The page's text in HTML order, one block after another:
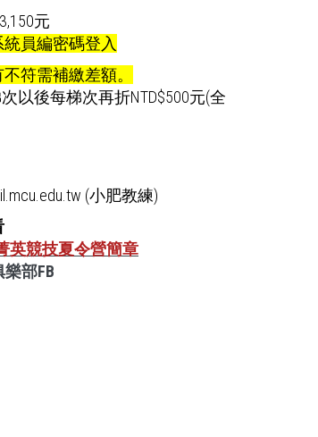
元
員編密碼登入
符需補繳差額。
以後每梯次再折NTD$500元(全
(小肥教練)
英競技夏令營簡章
部FB